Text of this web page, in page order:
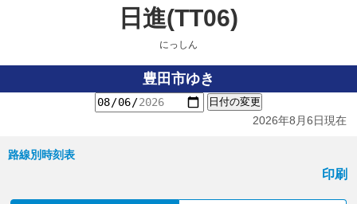
日進(TT06)
にっしん
豊田市ゆき
日付の変更
2026年8月6日現在
路線別時刻表
印刷